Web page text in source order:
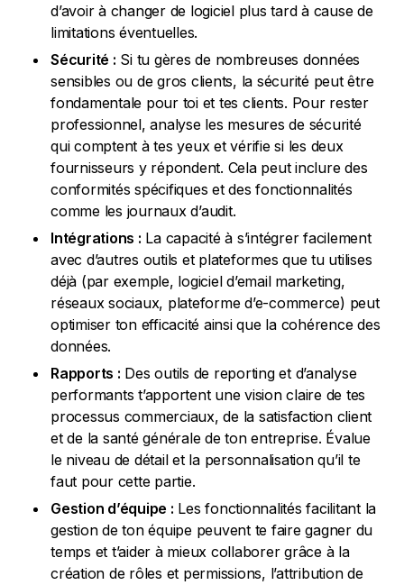
d’avoir à changer de logiciel plus tard à cause de
limitations éventuelles.
Sécurité : Si tu gères de nombreuses données
sensibles ou de gros clients, la sécurité peut être
fondamentale pour toi et tes clients. Pour rester
professionnel, analyse les mesures de sécurité
qui comptent à tes yeux et vérifie si les deux
fournisseurs y répondent. Cela peut inclure des
conformités spécifiques et des fonctionnalités
comme les journaux d’audit.
Intégrations : La capacité à s’intégrer facilement
avec d’autres outils et plateformes que tu utilises
déjà (par exemple, logiciel d’email marketing,
réseaux sociaux, plateforme d’e-commerce) peut
optimiser ton efficacité ainsi que la cohérence des
données.
Rapports : Des outils de reporting et d’analyse
performants t’apportent une vision claire de tes
processus commerciaux, de la satisfaction client
et de la santé générale de ton entreprise. Évalue
le niveau de détail et la personnalisation qu’il te
faut pour cette partie.
Gestion d’équipe : Les fonctionnalités facilitant la
gestion de ton équipe peuvent te faire gagner du
temps et t’aider à mieux collaborer grâce à la
création de rôles et permissions, l’attribution de